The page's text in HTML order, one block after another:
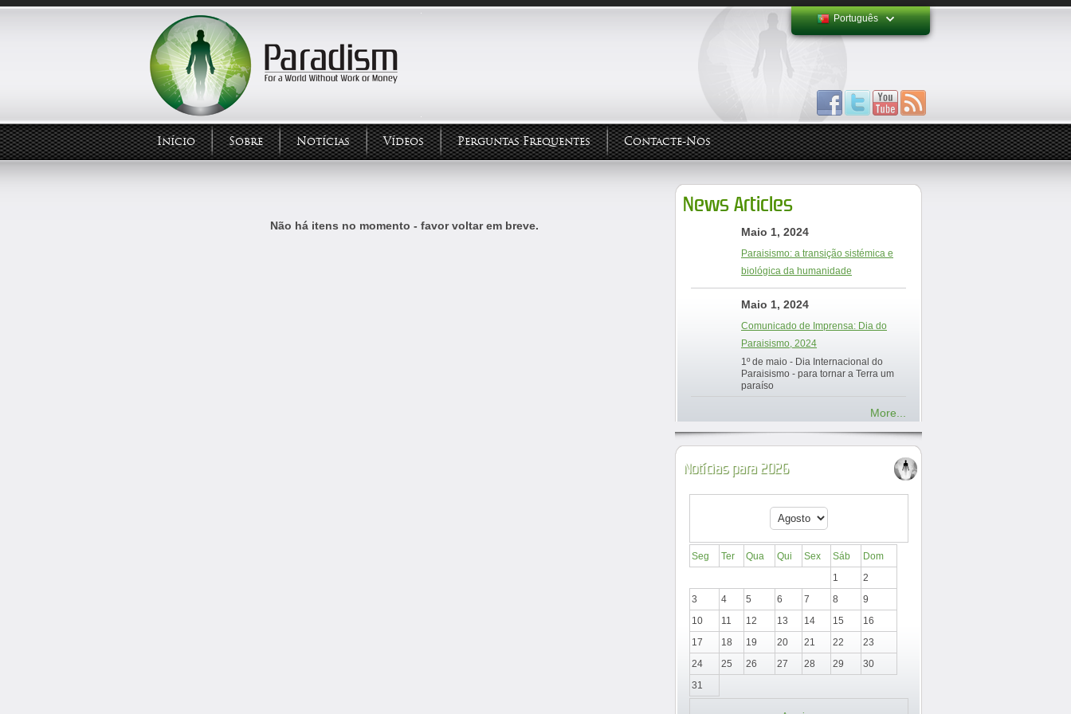
Português
Início Sobre Notícias Vídeos Perguntas Frequentes Contacte-Nos
Não há itens no momento - favor voltar em breve.
News Articles
Maio 1, 2024
Paraisismo: a transição sistémica e
biológica da humanidade
Maio 1, 2024
Comunicado de Imprensa: Dia do
Paraisismo, 2024
1º de maio - Dia Internacional do
Paraisismo - para tornar a Terra um
paraíso
More...
Notícias para 2026
Seg Ter Qua Qui Sex Sáb
Dom
1
2
3
4 5 6 7 8
9
10
11 12 13 14 15
16
17
18 19 20 21 22
23
24
25 26 27 28 29
30
31